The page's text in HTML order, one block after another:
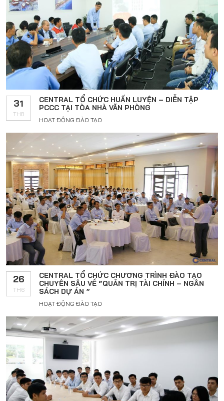
31
TH8
CENTRAL TỔ CHỨC HUẤN LUYỆN – DIỄN TẬP
PCCC TẠI TÒA NHÀ VĂN PHÒNG
HOẠT ĐỘNG ĐÀO TẠO
26
TH6
CENTRAL TỔ CHỨC CHƯƠNG TRÌNH ĐÀO TẠO
CHUYÊN SÂU VỀ “QUẢN TRỊ TÀI CHÍNH – NGÂN
SÁCH DỰ ÁN ”
HOẠT ĐỘNG ĐÀO TẠO